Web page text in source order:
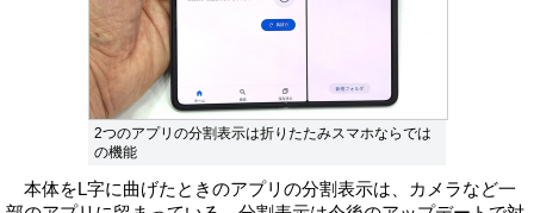
2つのアプリの分割表示は折りたたみスマホならでは
の機能
本体をL字に曲げたときのアプリの分割表示は、カメラなど一